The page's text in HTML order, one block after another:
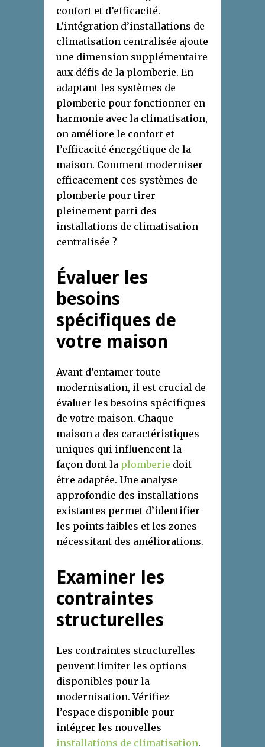
confort et d’efficacité.
L’intégration d’installations de
climatisation centralisée ajoute
une dimension supplémentaire
aux défis de la plomberie. En
adaptant les systèmes de
plomberie pour fonctionner en
harmonie avec la climatisation,
on améliore le confort et
l’efficacité énergétique de la
maison. Comment moderniser
efficacement ces systèmes de
plomberie pour tirer
pleinement parti des
installations de climatisation
centralisée ?
Évaluer les
besoins
spécifiques de
votre maison
Avant d’entamer toute
modernisation, il est crucial de
évaluer les besoins spécifiques
de votre maison. Chaque
maison a des caractéristiques
uniques qui influencent la
façon dont la plomberie doit
être adaptée. Une analyse
approfondie des installations
existantes permet d’identifier
les points faibles et les zones
nécessitant des améliorations.
Examiner les
contraintes
structurelles
Les contraintes structurelles
peuvent limiter les options
disponibles pour la
modernisation. Vérifiez
l’espace disponible pour
intégrer les nouvelles
installations de climatisation.